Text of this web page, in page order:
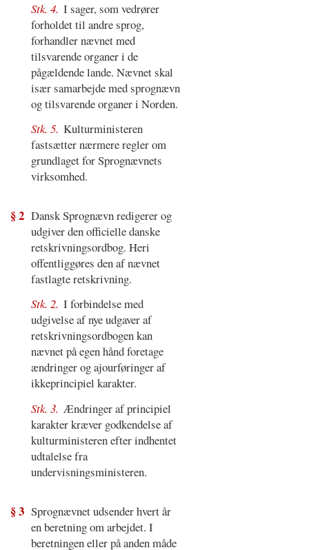
Stk. 4. I sager, som vedrører
forholdet til andre sprog,
forhandler nævnet med
tilsvarende organer i de
pågældende lande. Nævnet skal
især samarbejde med sprognævn
og tilsvarende organer i Norden.
Stk. 5. Kulturministeren
fastsætter nærmere regler om
grundlaget for Sprognævnets
virksomhed.
§ 2 Dansk Sprognævn redigerer og
udgiver den officielle danske
retskrivningsordbog. Heri
offentliggøres den af nævnet
fastlagte retskrivning.
Stk. 2. I forbindelse med
udgivelse af nye udgaver af
retskrivningsordbogen kan
nævnet på egen hånd foretage
ændringer og ajourføringer af
ikkeprincipiel karakter.
Stk. 3. Ændringer af principiel
karakter kræver godkendelse af
kulturministeren efter indhentet
udtalelse fra
undervisningsministeren.
§ 3 Sprognævnet udsender hvert år
en beretning om arbejdet. I
beretningen eller på anden måde